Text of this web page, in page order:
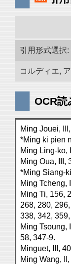
引用形式選択:
コルディエ,
OCR読
Ming Jouei,
*Ming ki pien
Ming Ling-ko,
Ming Oua, III,
*Ming Siang-
Ming Tcheng,
Ming Ti, 156,
268, 280,
338, 342,
Ming Tsoung,
58, 347-9.
Minguet, III,
Ming Wang,